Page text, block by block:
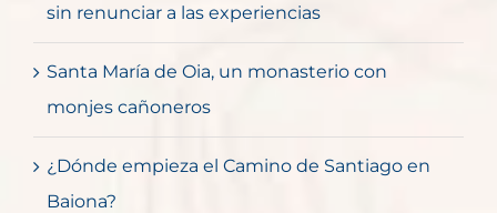
sin renunciar a las experiencias
Santa María de Oia, un monasterio con
monjes cañoneros
¿Dónde empieza el Camino de Santiago en
Baiona?